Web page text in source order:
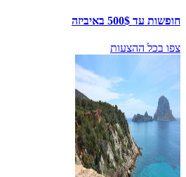
חופשות עד 500$ באיביזה
צפו בכל ההצעות